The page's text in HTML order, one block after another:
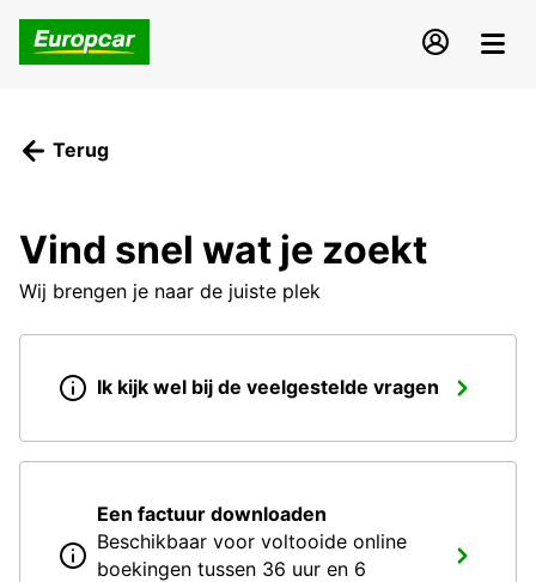
Terug
Vind snel wat je zoekt
Wij brengen je naar de juiste plek
Ik kijk wel bij de veelgestelde vragen
Een factuur downloaden
Beschikbaar voor voltooide online
boekingen tussen 36 uur en 6